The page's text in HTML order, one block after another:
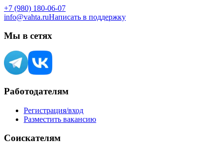
+7 (980) 180-06-07
info@vahta.ruНаписать в поддержку
Мы в сетях
Работодателям
Регистрация/вход
Разместить вакансию
Соискателям